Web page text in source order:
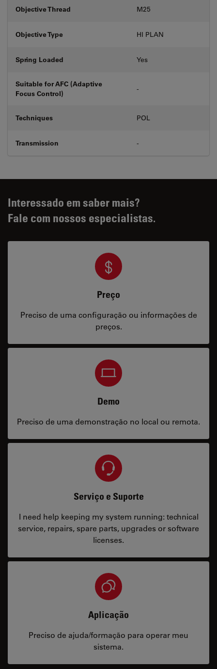
Objective Thread M25
Objective Type HI PLAN
Spring Loaded Yes
Suitable for AFC (Adaptive
Focus Control)
-
Techniques POL
Transmission -
Interessado em saber mais?
Fale com nossos especialistas.
Preço
Preciso de uma configuração ou informações de
preços.
Demo
Preciso de uma demonstração no local ou remota.
Serviço e Suporte
I need help keeping my system running: technical
service, repairs, spare parts, upgrades or software
licenses.
Aplicação
Preciso de ajuda/formação para operar meu
sistema.